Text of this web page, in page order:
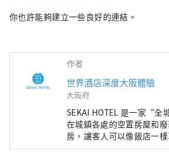
你也許能夠建立一些良好的連結。
作者
世界酒店深度大阪體驗
大阪府
SEKAI HOTEL 是一家“全
在城鎮各處的空置房屋和
房，讓客人可以像飯店一
附近的餐廳享用晚餐和早